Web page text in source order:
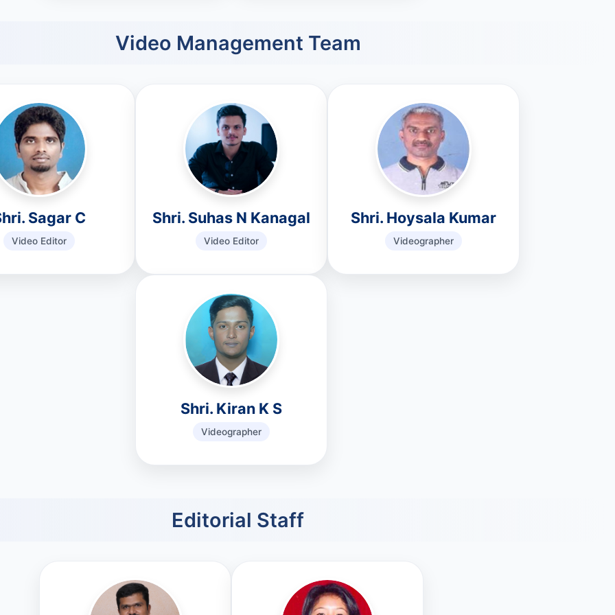
Video Management Team
Sagar C
Video Editor
Shri. Suhas N Kanagal
Video Editor
Shri. Hoysala Kumar
Videographer
Shri. Kiran K S
Videographer
Editorial Staff